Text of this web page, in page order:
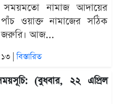
নামাজ আদায়ের
পাঁচ ওয়াক্ত নামাজের সঠিক
জরুরি। আজ...
|বিস্তারিত
(বুধবার, ২২ এপ্রিল